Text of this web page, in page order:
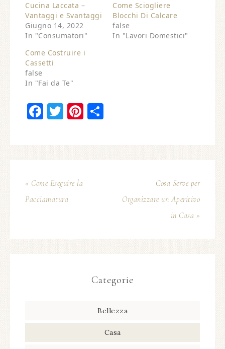
Cucina Laccata –
Vantaggi e Svantaggi
Giugno 14, 2022
In "Consumatori"
Come Sciogliere
Blocchi Di Calcare
false
In "Lavori Domestici"
Come Costruire i
Cassetti
false
In "Fai da Te"
Facebook
Twitter
Pinterest
« Come Eseguire la
Pacciamatura
Cosa Serve per
Organizzare un Aperitivo
in Casa »
Categorie
Bellezza
Casa